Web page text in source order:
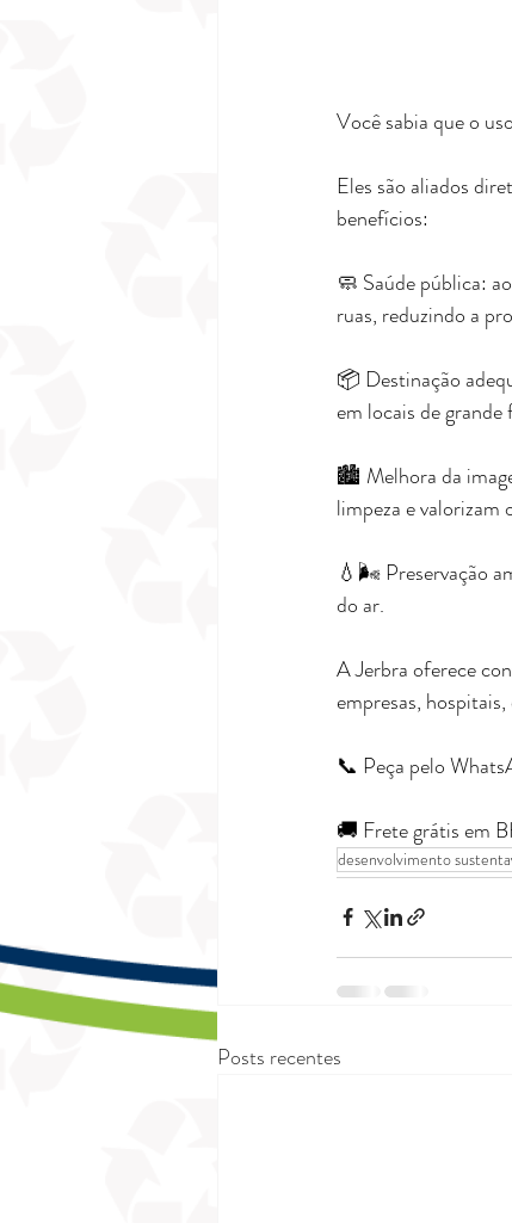
Você sabia que o
Eles são aliados
benefícios:
🧼 Saúde pública:
ruas, reduzindo a
📦 Destinação
em locais de grande
🏙️ Melhora da
limpeza e valorizam
💧🌬️ Preservação
do ar.
A Jerbra oferece
empresas,
📞 Peça pelo
🚚 Frete grátis em
desenvolvimento
Posts recentes